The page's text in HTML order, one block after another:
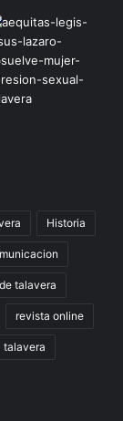
Historia
talavera
revista online
talavera